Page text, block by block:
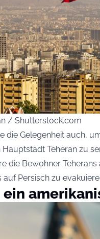
/ Shutterstock.com
die Gelegenheit auch,
Hauptstadt Teheran zu
die Bewohner
auf Persisch zu